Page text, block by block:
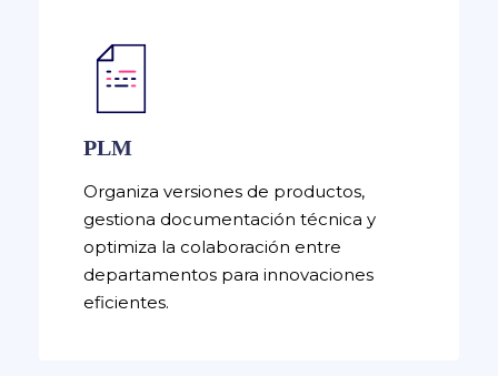
PLM
Organiza versiones de productos,
gestiona documentación técnica y
optimiza la colaboración entre
departamentos para innovaciones
eficientes.